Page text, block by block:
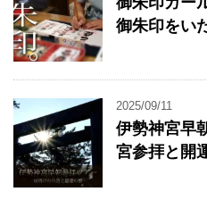
御朱印をい
2025/09/11
伊勢神宮早
宮参拝と開